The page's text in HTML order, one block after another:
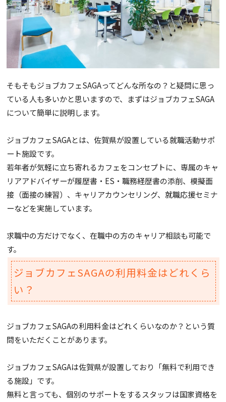
そもそもジョブカフェSAGAってどんな所なの？と疑問に思っ
ている人も多いかと思いますので、まずはジョブカフェSAGA
について簡単に説明します。
ジョブカフェSAGAとは、佐賀県が設置している就職活動サポ
ート施設です。
若年者が気軽に立ち寄れるカフェをコンセプトに、専属のキャ
リアアドバイザーが履歴書・ES・職務経歴書の添削、模擬面
接（面接の練習）、キャリアカウンセリング、就職応援セミナ
ーなどを実施しています。
求職中の方だけでなく、在職中の方のキャリア相談も可能で
す。
ジョブカフェSAGAの利用料金はどれくら
い？
ジョブカフェSAGAの利用料金はどれくらいなのか？という質
問をいただくことがあります。
ジョブカフェSAGAは佐賀県が設置しており「無料で利用でき
る施設」です。
無料と言っても、個別のサポートをするスタッフは国家資格を